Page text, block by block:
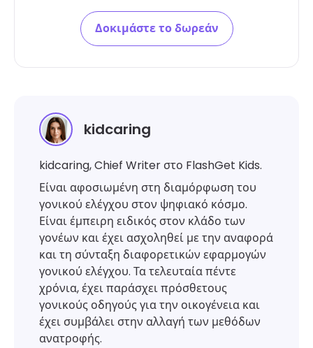
Δοκιμάστε το δωρεάν
kidcaring
kidcaring, Chief Writer στο FlashGet Kids.
Είναι αφοσιωμένη στη διαμόρφωση του
γονικού ελέγχου στον ψηφιακό κόσμο.
Είναι έμπειρη ειδικός στον κλάδο των
γονέων και έχει ασχοληθεί με την αναφορά
και τη σύνταξη διαφορετικών εφαρμογών
γονικού ελέγχου. Τα τελευταία πέντε
χρόνια, έχει παράσχει πρόσθετους
γονικούς οδηγούς για την οικογένεια και
έχει συμβάλει στην αλλαγή των μεθόδων
ανατροφής.